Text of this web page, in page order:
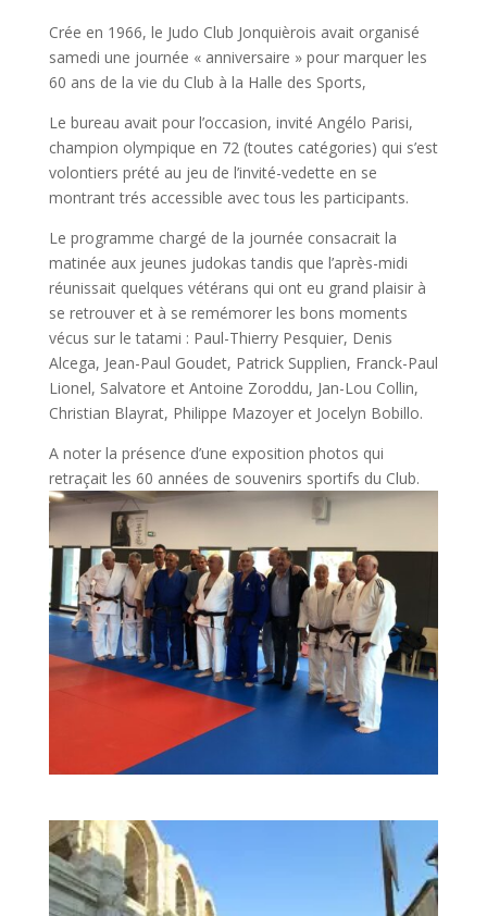
Crée en 1966, le Judo Club Jonquièrois avait organisé
samedi une journée « anniversaire » pour marquer les
60 ans de la vie du Club à la Halle des Sports,
Le bureau avait pour l’occasion, invité Angélo Parisi,
champion olympique en 72 (toutes catégories) qui s’est
volontiers prété au jeu de l’invité-vedette en se
montrant trés accessible avec tous les participants.
Le programme chargé de la journée consacrait la
matinée aux jeunes judokas tandis que l’après-midi
réunissait quelques vétérans qui ont eu grand plaisir à
se retrouver et à se remémorer les bons moments
vécus sur le tatami : Paul-Thierry Pesquier, Denis
Alcega, Jean-Paul Goudet, Patrick Supplien, Franck-Paul
Lionel, Salvatore et Antoine Zoroddu, Jan-Lou Collin,
Christian Blayrat, Philippe Mazoyer et Jocelyn Bobillo.
A noter la présence d’une exposition photos qui
retraçait les 60 années de souvenirs sportifs du Club.